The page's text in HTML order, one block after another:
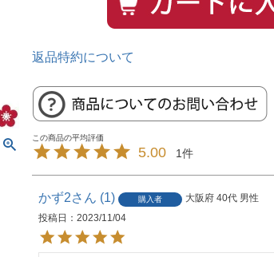
返品特約について
5.00 1
かず2 1 購入者 大阪府 40代 男性
投稿日
2023/11/04